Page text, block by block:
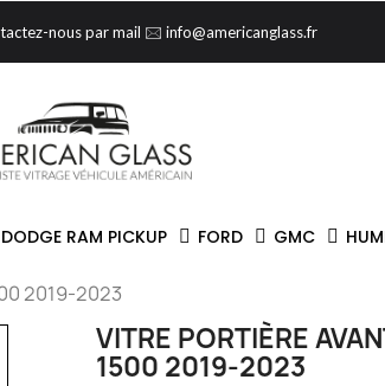
nous par mail 🖂 info@americanglass.fr
DODGE RAM PICKUP FORD GMC
2019-2023
VITRE PORTIÈRE
1500 2019-2023